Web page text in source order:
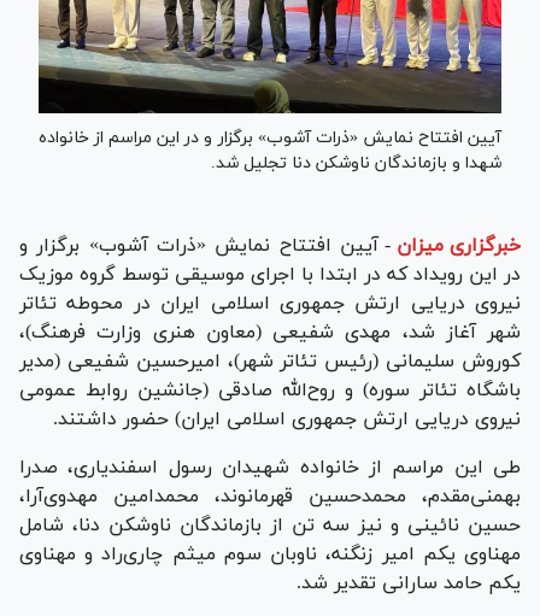
آیین افتتاح نمایش «ذرات آشوب» برگزار و در این مراسم از خانواده
شهدا و بازماندگان ناوشکن دنا تجلیل شد.
خبرگزاری میزان - آیین افتتاح نمایش «ذرات آشوب» برگزار و
در این رویداد که در ابتدا با اجرای موسیقی توسط گروه موزیک
نیروی دریایی ارتش جمهوری اسلامی ایران در محوطه تئاتر
شهر آغاز شد، مهدی شفیعی (معاون هنری وزارت فرهنگ)،
کوروش سلیمانی (رئیس تئاتر شهر)، امیرحسین شفیعی (مدیر
باشگاه تئاتر سوره) و روح‌الله صادقی (جانشین روابط عمومی
نیروی دریایی ارتش جمهوری اسلامی ایران) حضور داشتند.
طی این مراسم از خانواده شهیدان رسول اسفندیاری، صدرا
بهمنی‌مقدم، محمدحسین قهرمانوند، محمدامین مهدوی‌آرا،
حسین نائینی و نیز سه تن از بازماندگان ناوشکن دنا، شامل
مهناوی یکم امیر زنگنه، ناوبان سوم میثم چاری‌راد و مهناوی
یکم حامد سارانی تقدیر شد.